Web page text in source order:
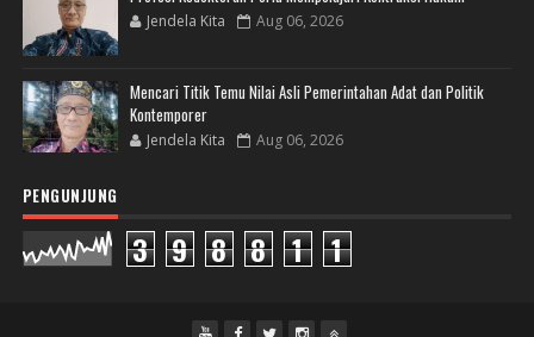
Jendela Kita Aug 06, 2026
Mencari Titik Temu Nilai Asli Pemerintahan Adat dan Politik
Kontemporer
Jendela Kita Aug 06, 2026
PENGUNJUNG
3 9 8 8 1 1